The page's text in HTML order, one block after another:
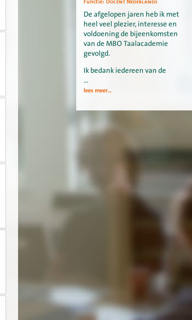
De afgelopen jaren heb ik met
heel veel plezier, interesse en
voldoening de bijeenkomsten
van de MBO Taalacademie
gevolgd.
Ik bedank iedereen van de
…
lees meer...